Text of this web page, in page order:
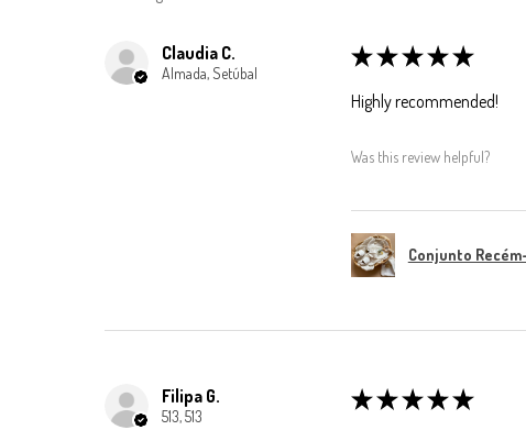
Claudia C.
Almada, Setúbal
★ ★ ★ ★ ★
Highly recommended!
Was this review helpful?
Conjunto
Filipa G.
513, 513
★ ★ ★ ★ ★